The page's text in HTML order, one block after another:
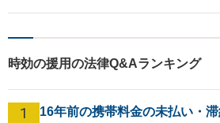
債務は消滅していますので、その意思表示
りにして、あと返さなくっていいよ。と債
時効の援用の法律Q&Aランキング
1
16年前の携帯料金の未払い・